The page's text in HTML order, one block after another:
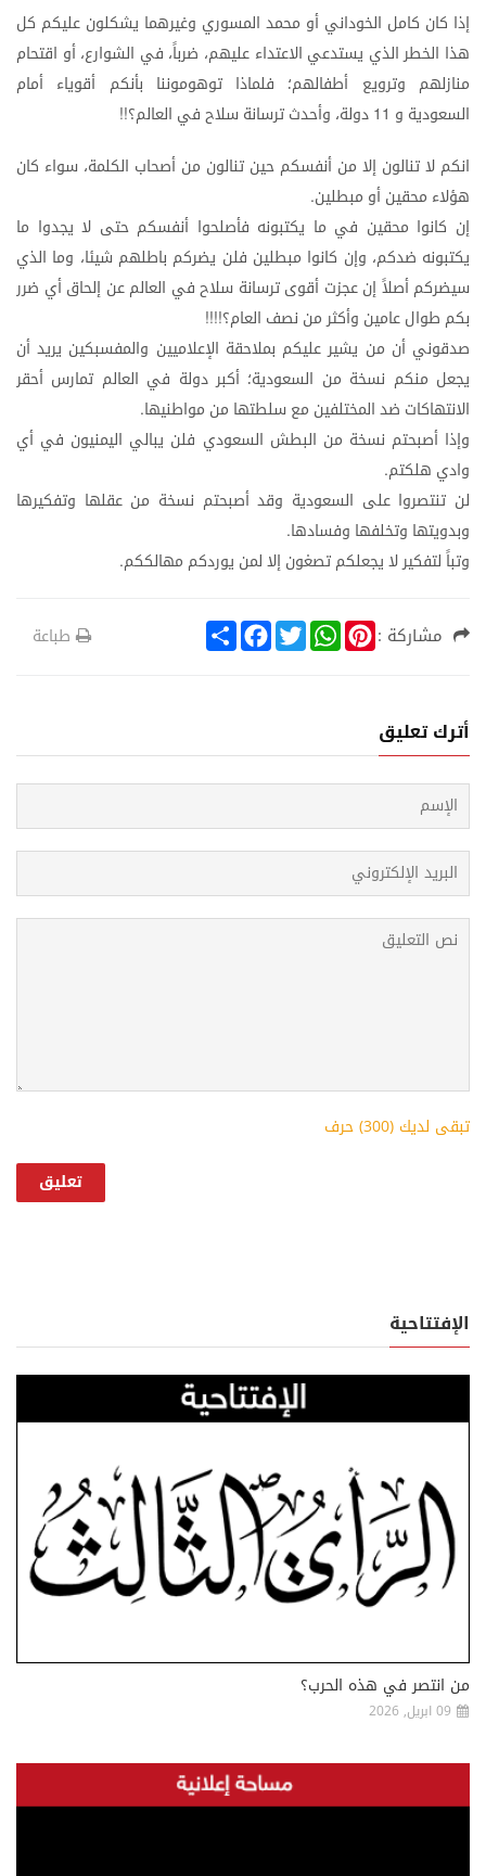
إذا كان كامل الخوداني أو محمد المسوري وغيرهما يشكلون عليكم كل
هذا الخطر الذي يستدعي الاعتداء عليهم، ضرباً، في الشوارع،أو اقتحام
منازلهم وترويع أطفالهم؛ فلماذا توهوموننا بأنكم أقوياء أمام
السعودية و دولة، وأحدثترسانة سلاحفي العالم؟!!
انكم لاتنالون إلا من أنفسكم حين تنالون من أصحاب الكلمة، سواء كان
هؤلاء محقينأو مبطلين.
إن كانوا محقين في ما يكتبونه فأصلحوا أنفسكم حتى لا يجدوا ما
يكتبونه ضدكم، وإن كانوا مبطلين فلن يضركم باطلهم شيئا، وما الذي
سيضركم أصلاً إن عجزت أقوى ترسانة سلاحفي العالم عن إلحاق أي ضرر
بكم طوالعامين وأكثرمن نصف العام؟!!!!
صدقوني أن من يشير عليكم بملاحقة الإعلاميين والمفسبكين يريد أن
يجعل منكم نسخة من السعودية؛ أكبر دولة في العالم تمارس أحقر
الانتهاكات ضدالمختلفين مع سلطتها من مواطنيها.
وإذا أصبحتم نسخة من البطش السعودي فلن يبالي اليمنيون في أي
وادي هلكتم.
لن تنتصروا على السعودية وقد أصبحتم نسخة من عقلها وتفكيرها
وبدويتها وتخلفها وفسادها.
وتباًلتفكيرلايجعلكمتصغون إلالمن يوردكم مهالككم.
مشاركة : S
h
F
a
k
T
w
W
h
p
P
i
s
طباعة
أترك تعليق
تبقى لديك (300) حرف
الإفتتاحية
من انتصر في هذه الحرب؟
09 ابريل, 2026